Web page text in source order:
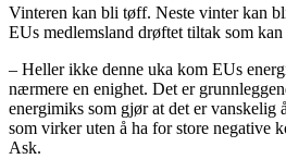
Vinteren kan bli tøff. Neste vinter kan
EUs medlemsland drøftet tiltak som kan
– Heller ikke denne uka kom EUs
nærmere en enighet. Det er
energimiks som gjør at det er
som virker uten å ha for store negative
Ask.